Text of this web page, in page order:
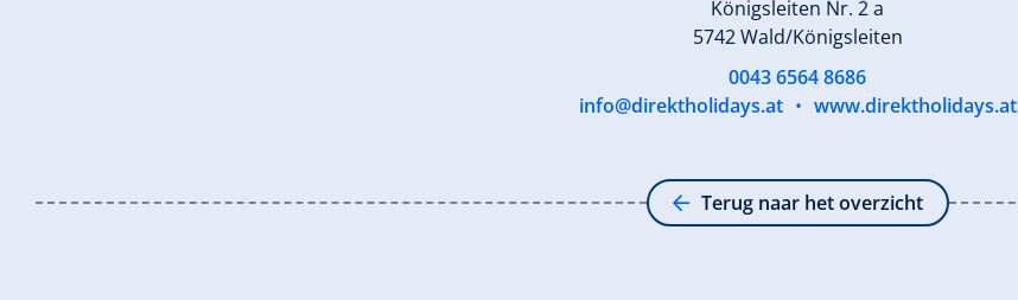
Königsleiten Nr. 2 a
5742 Wald/Königsleiten
0043 6564 8686
info@direktholidays.at • www.direktholidays.at
Terug naar het overzicht